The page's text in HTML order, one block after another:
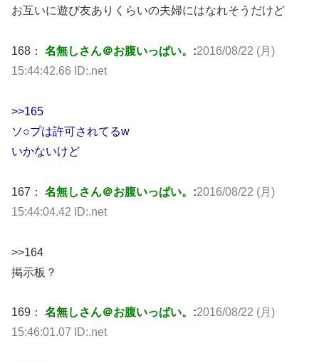
お互いに遊び友ありくらいの夫婦にはなれそうだけど
168： 名無しさん＠お腹いっぱい。:2016/08/22 (月)
15:44:42.66 ID:.net
>>165
ソ○プは許可されてるw
いかないけど
167： 名無しさん＠お腹いっぱい。:2016/08/22 (月)
15:44:04.42 ID:.net
>>164
掲示板？
169： 名無しさん＠お腹いっぱい。:2016/08/22 (月)
15:46:01.07 ID:.net